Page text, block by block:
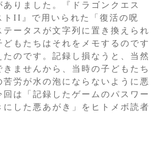
りました。『ドラゴンクエス
トII』で用いられた「復活の呪
ータスが文字列に置き換えられ
もたちはそれをメモするのです
のです。記録し損なうと、当然
ませんから、当時の子どもたち
労が水の泡にならないように悪
は「記録したゲームのパスワー
にした悪あがき」をヒトメボ読者